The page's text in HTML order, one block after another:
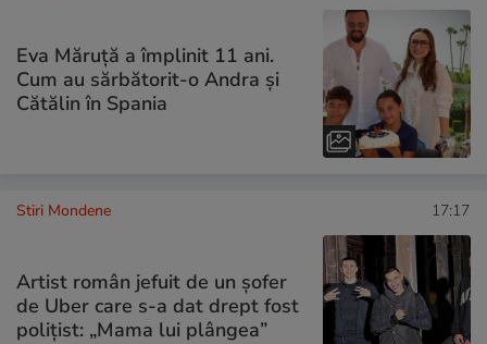
Eva Măruță a împlinit 11 ani.
Cum au sărbătorit-o Andra și
Cătălin în Spania
Stiri Mondene 17:17
Artist român jefuit de un șofer
de Uber care s-a dat drept fost
polițist: „Mama lui plângea”